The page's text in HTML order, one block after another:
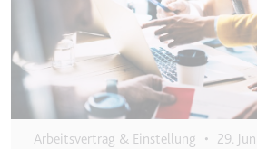
Videoinhalten auf
Ablauf:
Beständig
IndexedDB
TESTCOOKIESENABLED
Arbeitsvertrag & Einstellung • 29.